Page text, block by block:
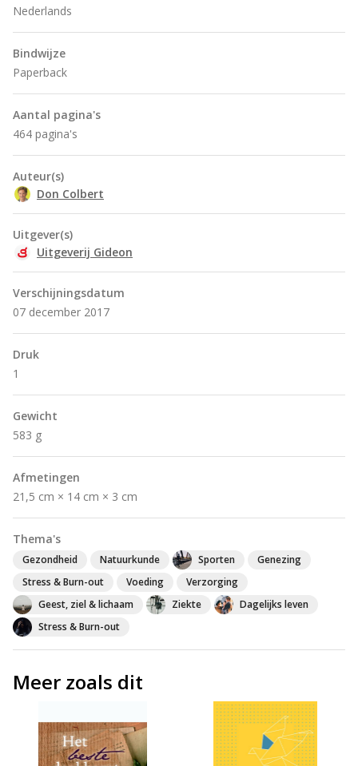
Nederlands
Bindwijze
Paperback
Aantal pagina's
464 pagina's
Auteur(s)
Don Colbert
Uitgever(s)
Uitgeverij Gideon
Verschijningsdatum
07 december 2017
Druk
1
Gewicht
583 g
Afmetingen
21,5 cm × 14 cm × 3 cm
Thema's
Gezondheid Natuurkunde Sporten
Genezing
Stress & Burn-out
Voeding
Verzorging
Geest, ziel & lichaam
Ziekte
Dagelijks leven
Stress & Burn-out
Meer zoals dit